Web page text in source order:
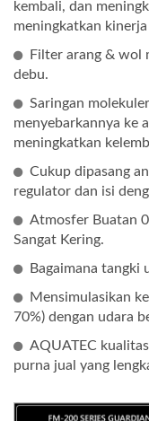
kembali, dan
meningkatkan
Filter arang & wol
debu.
Saringan
menyebarkannya ke
meningkatkan
Cukup dipasang
regulator dan isi
Atmosfer Buatan
Sangat Kering.
Bagaimana tangki
Mensimulasikan
70%) dengan udara
AQUATEC
purna jual yang